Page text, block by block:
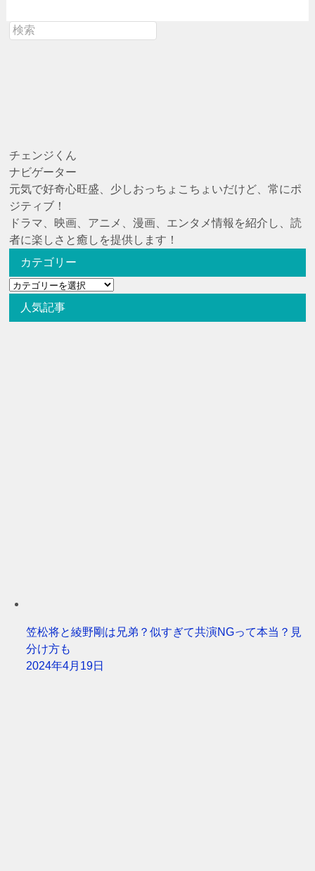
チェンジくん
ナビゲーター
元気で好奇心旺盛、少しおっちょこちょいだけど、常にポ
ジティブ！
ドラマ、映画、アニメ、漫画、エンタメ情報を紹介し、読
者に楽しさと癒しを提供します！
カテゴリー
カ
人気記事
笠松将と綾野剛は兄弟？似すぎて共演NGって本当？見
分け方も
2024年4月19日